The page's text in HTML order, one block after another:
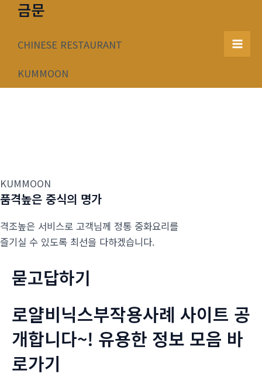
너
금문
CHINESE RESTAURANT
KUMMOON
Main
KUMMOON
품격높은 중식의 명가
격조높은 서비스로 고객님께 정통 중화요리를
즐기실 수 있도록 최선을 다하겠습니다.
묻고답하기
로얄비닉스부작용사례 사이트 공
개합니다~! 유용한 정보 모음 바
로가기